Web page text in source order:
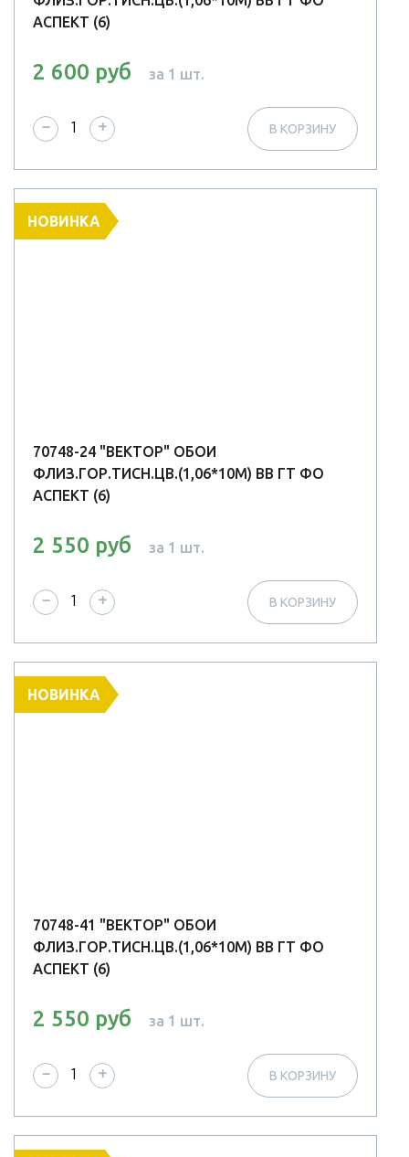
АСПЕКТ (6)
2 600 руб за 1 шт.
− + В КОРЗИНУ
НОВИНКА
70748-24 "ВЕКТОР" ОБОИ
ФЛИЗ.ГОР.ТИСН.ЦВ.(1,06*10М) ВВ ГТ ФО
АСПЕКТ (6)
2 550 руб за 1 шт.
− + В КОРЗИНУ
НОВИНКА
70748-41 "ВЕКТОР" ОБОИ
ФЛИЗ.ГОР.ТИСН.ЦВ.(1,06*10М) ВВ ГТ ФО
АСПЕКТ (6)
2 550 руб за 1 шт.
− + В КОРЗИНУ